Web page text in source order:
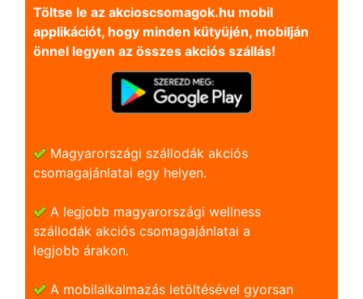
Töltse le az akcioscsomagok.hu mobil
applikációt, hogy minden kütyüjén, mobilján
önnel legyen az összes akciós szállás!
Magyarországi szállodák akciós
csomagajánlatai egy helyen.
A legjobb magyarországi wellness
szállodák akciós csomagajánlatai a
legjobb árakon.
A mobilalkalmazás letöltésével gyorsan